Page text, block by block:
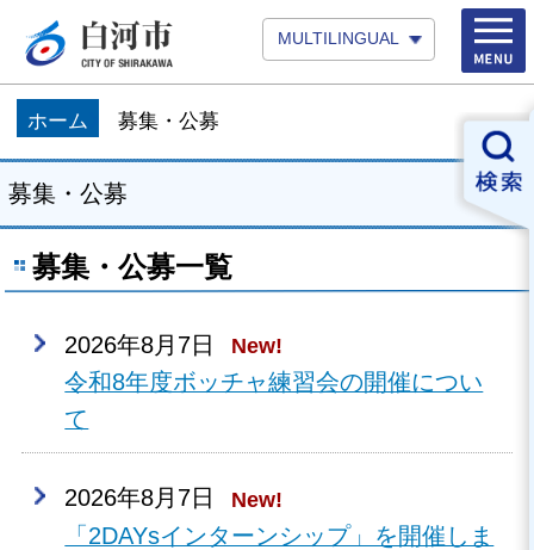
MULTILINGUAL
ホーム 募集・公募
募集・公募
募集・公募一覧
2026年8月7日 New!
令和8年度ボッチャ練習会の開催につい
て
2026年8月7日 New!
「2DAYsインターンシップ」を開催しま